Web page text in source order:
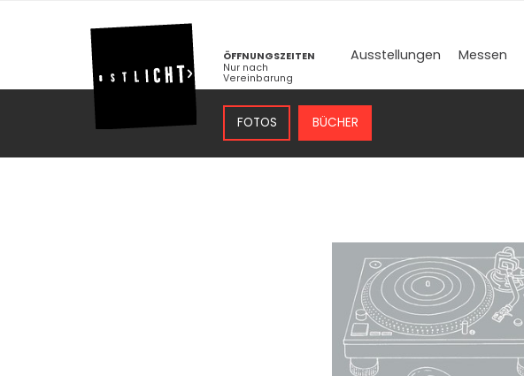
ÖFFNUNGSZEITEN
Nur nach
Vereinbarung
Ausstellungen Messen
FOTOS BÜCHER